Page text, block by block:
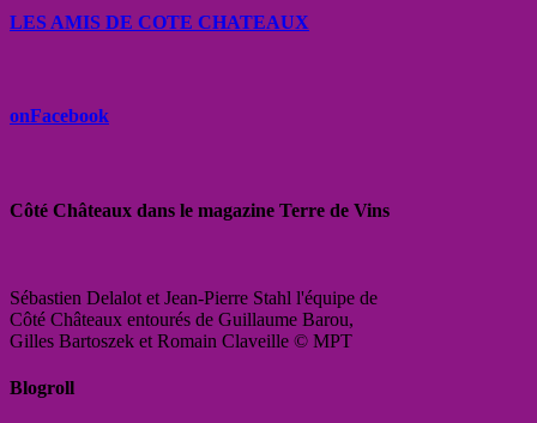
LES AMIS DE COTE CHATEAUX
onFacebook
Côté Châteaux dans le magazine Terre de Vins
Sébastien Delalot et Jean-Pierre Stahl l'équipe de
Côté Châteaux entourés de Guillaume Barou,
Gilles Bartoszek et Romain Claveille © MPT
Blogroll